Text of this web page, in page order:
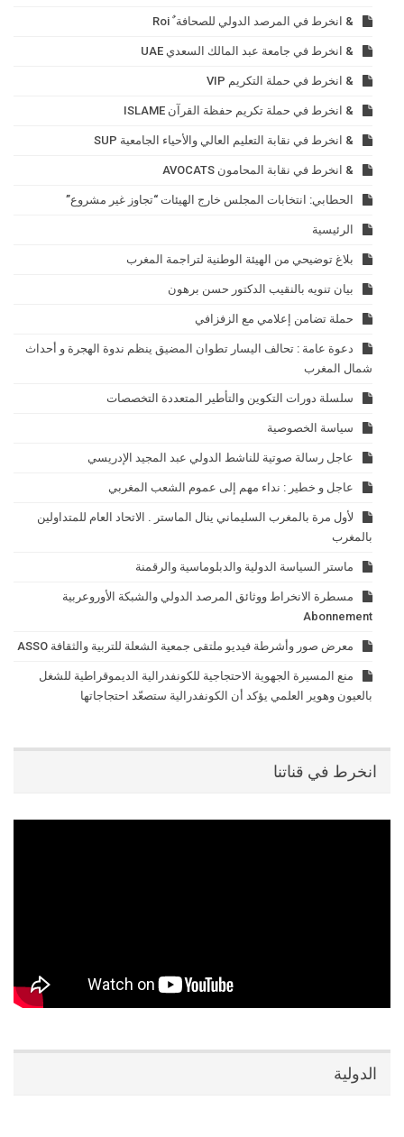
& انخرط في المرصد الدولي للصحافة ٌ Roi
& انخرط في جامعة عبد المالك السعدي UAE
& انخرط في حملة التكريم VIP
& انخرط في حملة تكريم حفظة القرآن ISLAME
& انخرط في نقابة التعليم العالي والأحياء الجامعية SUP
& انخرط في نقابة المحامون AVOCATS
الحطابي: انتخابات المجلس خارج الهيئات “تجاوز غير مشروع”
الرئيسية
بلاغ توضيحي من الهيئة الوطنية لتراجمة المغرب
بيان تنويه بالنقيب الدكتور حسن برهون
حملة تضامن إعلامي مع الزفزافي
دعوة عامة : تحالف اليسار تطوان المضيق ينظم ندوة الهجرة و أحداث
شمال المغرب
سلسلة دورات التكوين والتأطير المتعددة التخصصات
سياسة الخصوصية
عاجل رسالة صوتية للناشط الدولي عبد المجيد الإدريسي
عاجل و خطير : نداء مهم إلى عموم الشعب المغربي
لأول مرة بالمغرب السليماني ينال الماستر . الاتحاد العام للمتداولين
بالمغرب
ماستر السياسة الدولية والدبلوماسية والرقمنة
مسطرة الانخراط ووثائق المرصد الدولي والشبكة الأوروعربية
Abonnement
معرض صور وأشرطة فيديو ملتقى جمعية الشعلة للتربية والثقافة ASSO
منع المسيرة الجهوية الاحتجاجية للكونفدرالية الديموقراطية للشغل
بالعيون وهوير العلمي يؤكد أن الكونفدرالية ستصعّد احتجاجاتها
انخرط في قناتنا
الدولية